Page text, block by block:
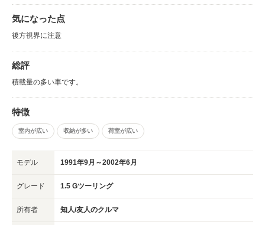
気になった点
後方視界に注意
総評
積載量の多い車です。
特徴
室内が広い 収納が多い 荷室が広い
モデル 1991年9月～2002年6月
グレード 1.5 Gツーリング
所有者 知人/友人のクルマ